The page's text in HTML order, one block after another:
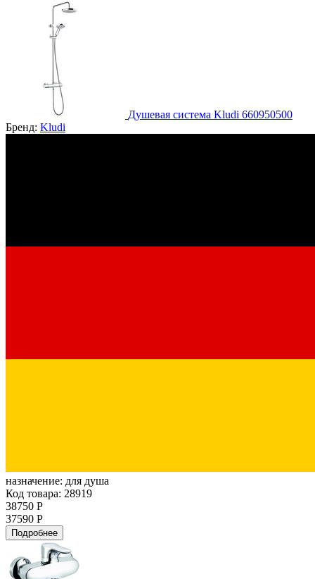
Душевая система Kludi 660950500
Бренд: Kludi
назначение: для душа
Код товара: 28919
38750 Р
37590 Р
Подробнее